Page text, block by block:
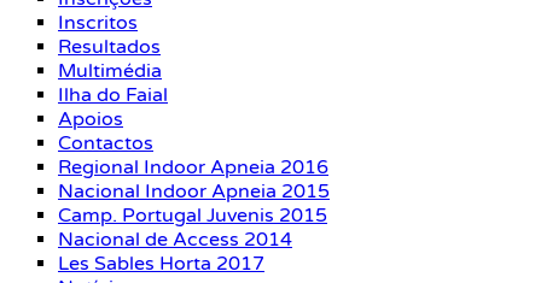
Inscritos
Resultados
Multimédia
Ilha do Faial
Apoios
Contactos
Regional Indoor Apneia 2016
Nacional Indoor Apneia 2015
Camp. Portugal Juvenis 2015
Nacional de Access 2014
Les Sables Horta 2017